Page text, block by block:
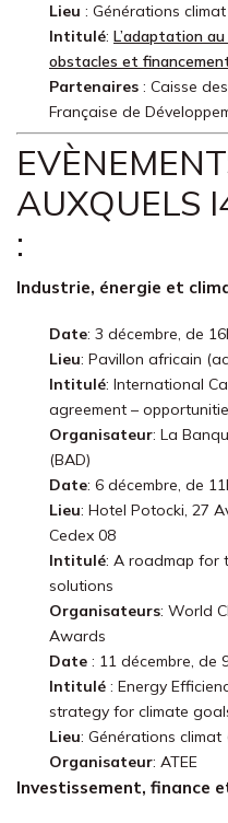
Lieu : Générations
Intitulé: L’adaptation
obstacles et
Partenaires : Caisse
Française de
AUXQUELS
:
Industrie, énergie et
Date: 3 décembre, de
Lieu: Pavillon africain
Intitulé: International
agreement –
Organisateur: La
(BAD)
Date: 6 décembre, de
Lieu: Hotel Potocki, 27
Cedex 08
Intitulé: A roadmap for
solutions
Organisateurs: World
Awards
Date : 11 décembre, de
Intitulé : Energy
strategy for climate
Lieu: Générations climat
Organisateur: ATEE
Investissement, finance